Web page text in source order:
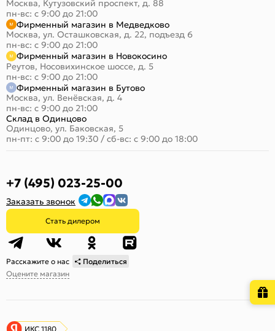
Москва, Кутузовский проспект, д. 88
пн-вс: с 9:00 до 21:00
Фирменный магазин в Медведково
Москва, ул. Осташковская, д. 22, подъезд 6
пн-вс: с 9:00 до 21:00
Фирменный магазин в Новокосино
Реутов, Носовихинское шоссе, д. 5
пн-вс: с 9:00 до 21:00
Фирменный магазин в Бутово
Москва, ул. Венёвская, д. 4
пн-вс: с 9:00 до 21:00
Склад в Одинцово
Одинцово, ул. Баковская, 5
пн-пт: с 9:00 до 19:30 / сб-вс: с 9:00 до 18:00
+7 (495) 023-25-00
Заказать звонок
Стать дилером
Расскажите о нас
Поделиться
Оцените магазин
ИКС 1180